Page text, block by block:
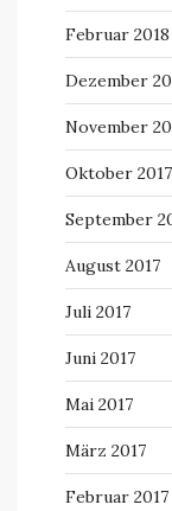
Februar 2018
Dezember
November
Oktober 2017
September
August 2017
Juli 2017
Juni 2017
Mai 2017
März 2017
Februar 2017